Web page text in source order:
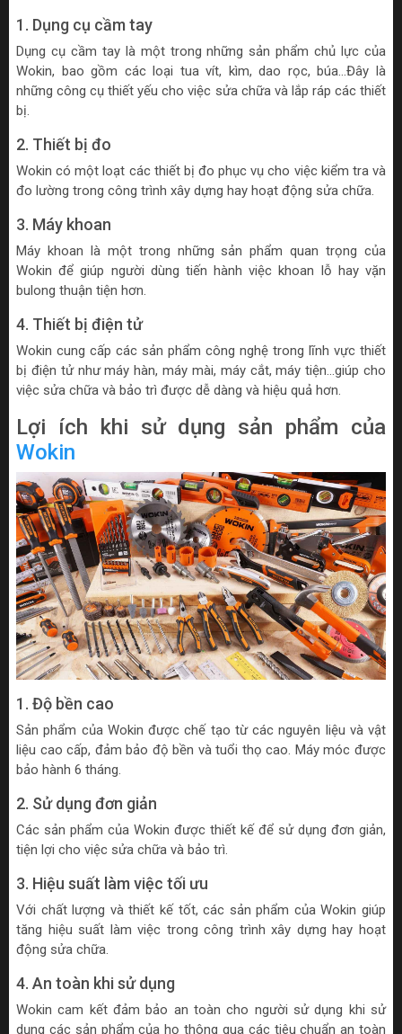
1. Dụng cụ cầm tay
Dụng cụ cầm tay là một trong những sản phẩm chủ lực của
Wokin, bao gồm các loại tua vít, kìm, dao rọc, búa…Đây là
những công cụ thiết yếu cho việc sửa chữa và lắp ráp các thiết
bị.
2. Thiết bị đo
Wokin có một loạt các thiết bị đo phục vụ cho việc kiểm tra và
đo lường trong công trình xây dựng hay hoạt động sửa chữa.
3. Máy khoan
Máy khoan là một trong những sản phẩm quan trọng của
Wokin để giúp người dùng tiến hành việc khoan lỗ hay vặn
bulong thuận tiện hơn.
4. Thiết bị điện tử
Wokin cung cấp các sản phẩm công nghệ trong lĩnh vực thiết
bị điện tử như máy hàn, máy mài, máy cắt, máy tiện…giúp cho
việc sửa chữa và bảo trì được dễ dàng và hiệu quả hơn.
Lợi ích khi sử dụng sản phẩm của
Wokin
1. Độ bền cao
Sản phẩm của Wokin được chế tạo từ các nguyên liệu và vật
liệu cao cấp, đảm bảo độ bền và tuổi thọ cao. Máy móc được
bảo hành 6 tháng.
2. Sử dụng đơn giản
Các sản phẩm của Wokin được thiết kế để sử dụng đơn giản,
tiện lợi cho việc sửa chữa và bảo trì.
3. Hiệu suất làm việc tối ưu
Với chất lượng và thiết kế tốt, các sản phẩm của Wokin giúp
tăng hiệu suất làm việc trong công trình xây dựng hay hoạt
động sửa chữa.
4. An toàn khi sử dụng
Wokin cam kết đảm bảo an toàn cho người sử dụng khi sử
dụng các sản phẩm của họ thông qua các tiêu chuẩn an toàn